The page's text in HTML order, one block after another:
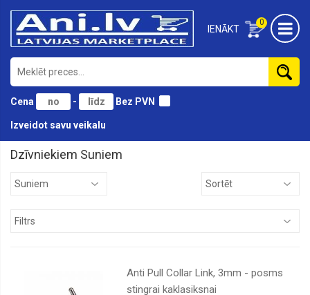
0
IENĀKT
Cena - Bez PVN
Izveidot savu veikalu
Reptīlijām
Dzīvniekiem Suniem
Anti Pull Collar Link, 3mm - posms
stingrai kaklasiksnai